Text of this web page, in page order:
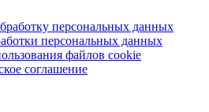
персональных данных
персональных данных
файлов cookie
соглашение